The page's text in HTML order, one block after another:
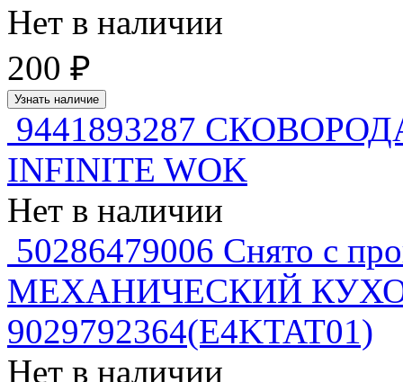
Нет в наличии
200 ₽
Узнать наличие
9441893287
INFINITE WOK
Нет в наличии
50286479006 Снято с
МЕХАНИЧЕСКИЙ
9029792364(E4KTAT01)
Нет в наличии